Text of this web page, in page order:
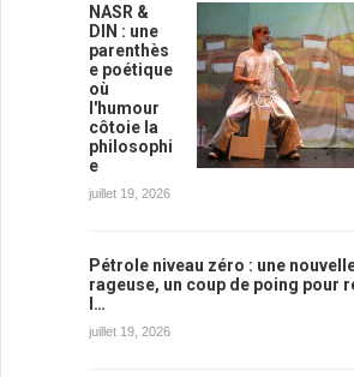
NASR &
DIN : une
parenthès
e poétique
où
l'humour
côtoie la
philosophi
e
juillet 19, 2026
Pétrole niveau zéro : une
rageuse, un coup de poing pour
l…
juillet 19, 2026